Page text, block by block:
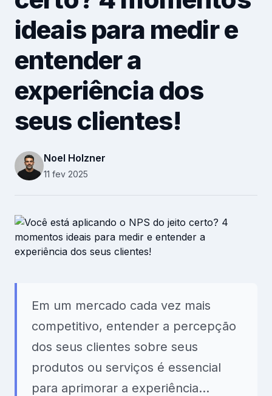
Marketing
Recursos Humanos
Relacionamento B2B
Plataforma
Conteúdos
ideais para medir e
entender a
experiência dos
seus clientes!
Noel Holzner
11 fev 2025
Em um mercado cada vez mais
competitivo, entender a percepção
dos seus clientes sobre seus
produtos ou serviços é essencial
para aprimorar a experiência…